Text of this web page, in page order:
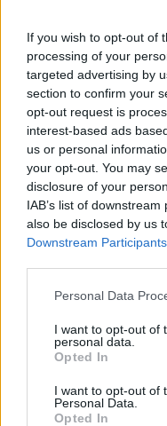
If you wish to opt-out of
processing of your
targeted advertising by
section to confirm your
opt-out request is
interest-based ads
us or personal
your opt-out. You may
disclosure of your
IAB’s list of
also be disclosed by us
Downstream Participants
Personal Data
I want to opt-out of
personal data.
Opted In
I want to opt-out of
Personal Data.
Opted In
propria porta con
Martinez. Chivu
inserendo Luis
ma è Carlos
con un paio di
accorciano le
che evita
sul palo e finisce
deposita a porta
entrare Zortea,
ancora Diouf a
di Ferguson da
specchio, poi c'è
Heggem da una
soprattuttoper il